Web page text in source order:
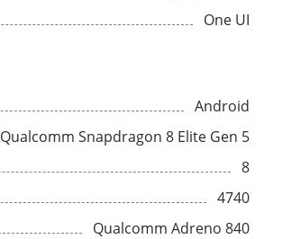
One UI
Android
Qualcomm Snapdragon 8 Elite Gen 5
8
4740
Qualcomm Adreno 840